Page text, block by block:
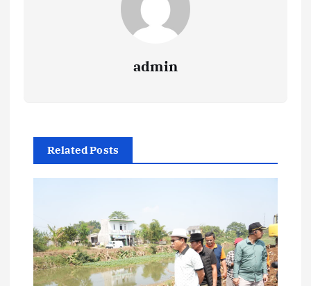
admin
Related Posts